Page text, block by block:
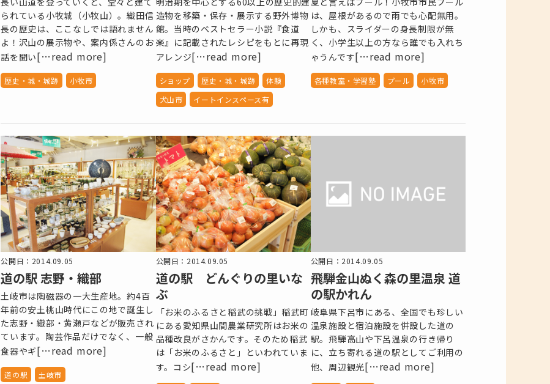
られている小牧城（小牧山）。織田信
長の歴史は、ここなしでは語れません
よ！沢山の展示物や、案内係さんのお
話を聞い[…read more]
歴史・城・城跡 小牧市
造物を移築・保存・展示する野外博物
館。当時のベストセラー小説『食道
楽』に記載されたレシピをもとに再現
アレンジ[…read more]
ショップ 歴史・城・城跡
体験
犬山市
イートインスペース有
は、屋根があるので雨でも心配無用。
しかも、スライダーの身長制限が無
く、小学生以上の方なら誰でも入れち
ゃうんです[…read more]
各種教室・学習塾 プール 小牧市
公開日：2014.09.05
道の駅 志野・織部
土岐市は陶磁器の一大生産地。約4百
年前の安土桃山時代にこの地で誕生し
た志野・織部・黄瀬戸などが販売され
ています。陶芸作品だけでなく、一般
食器やギ[…read more]
道の駅 土岐市
公開日：2014.09.05
道の駅 どんぐりの里いな
ぶ
「お米のふるさと稲武の挑戦」稲武町
にある愛知県山間農業研究所はお米の
品種改良がさかんです。そのため稲武
は「お米のふるさと」といわれていま
す。コシ[…read more]
公開日：2014.09.05
飛騨金山ぬく森の里温泉 道
の駅かれん
岐阜県下呂市にある、全国でも珍しい
温泉施設と宿泊施設を併設した道の
駅。飛騨高山や下呂温泉の行き帰り
に、立ち寄れる道の駅としてご利用の
他、周辺観光[…read more]